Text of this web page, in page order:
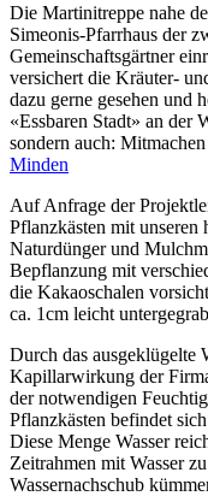
Die Martinitreppe nahe
Simeonis-Pfarrhaus der
Gemeinschaftsgärtner
versichert die Kräuter-
dazu gerne gesehen und
«Essbaren Stadt» an der
sondern auch:
Minden
Auf Anfrage der
Pflanzkästen mit unseren
Naturdünger und
Bepflanzung mit
die Kakaoschalen
ca. 1cm leicht
Durch das ausgeklügelte
Kapillarwirkung der
der notwendigen
Pflanzkästen befindet
Diese Menge Wasser
Zeitrahmen mit Wasser
Wassernachschub